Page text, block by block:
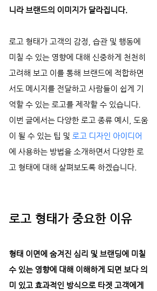
니라 브랜드의 이미지가 달라집니다.
로고 형태가 고객의 감정, 습관 및 행동에
미칠 수 있는 영향에 대해 신중하게 천천히
고려해 보고 이를 통해 브랜드에 적합하면
서도 메시지를 전달하고 사람들이 쉽게 기
억할 수 있는 로고를 제작할 수 있습니다.
이번 글에서는 다양한 로고 종류 예시, 도움
이 될 수 있는 팁 및 로고 디자인 아이디어
에 사용하는 방법을 소개하면서 다양한 로
고 형태에 대해 살펴보도록 하겠습니다.
로고 형태가 중요한 이유
형태 이면에 숨겨진 심리 및 브랜딩에 미칠
수 있는 영향에 대해 이해하게 되면 보다 의
미 있고 효과적인 방식으로 타겟 고객에게